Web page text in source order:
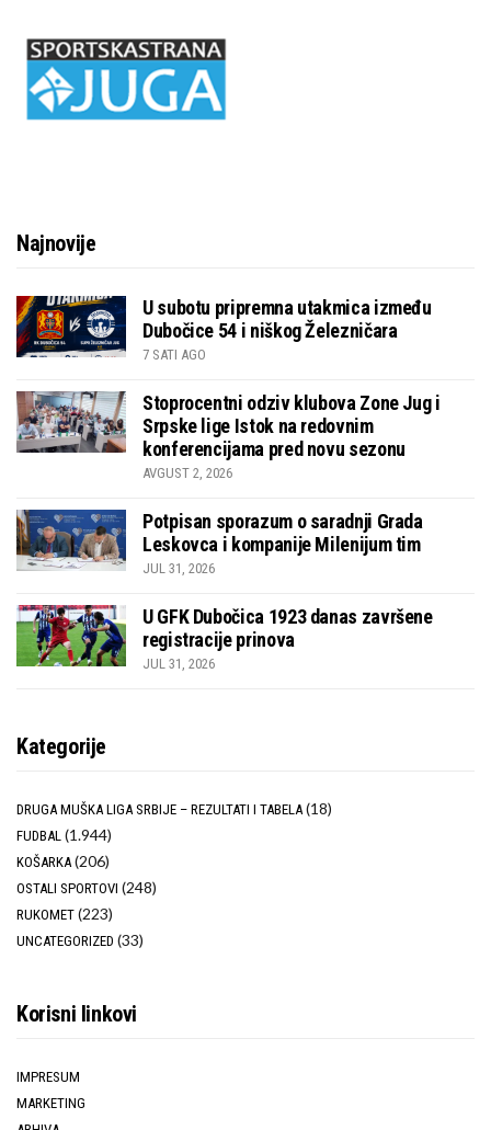
Najnovije
U subotu pripremna utakmica između
Dubočice 54 i niškog Železničara
7 SATI AGO
Stoprocentni odziv klubova Zone Jug i
Srpske lige Istok na redovnim
konferencijama pred novu sezonu
AVGUST 2, 2026
Potpisan sporazum o saradnji Grada
Leskovca i kompanije Milenijum tim
JUL 31, 2026
U GFK Dubočica 1923 danas završene
registracije prinova
JUL 31, 2026
Kategorije
DRUGA MUŠKA LIGA SRBIJE – REZULTATI I TABELA (18)
FUDBAL (1.944)
KOŠARKA (206)
OSTALI SPORTOVI (248)
RUKOMET (223)
UNCATEGORIZED (33)
Korisni linkovi
IMPRESUM
MARKETING